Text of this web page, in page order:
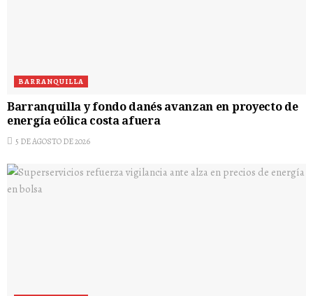
BARRANQUILLA
Barranquilla y fondo danés avanzan en proyecto de
energía eólica costa afuera
5 DE AGOSTO DE 2026